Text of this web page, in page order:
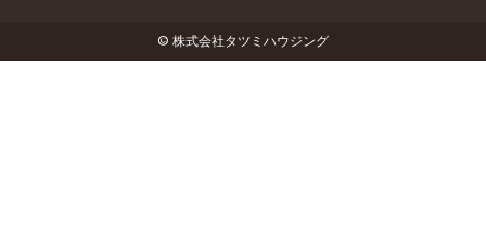
© 株式会社タツミハウジング